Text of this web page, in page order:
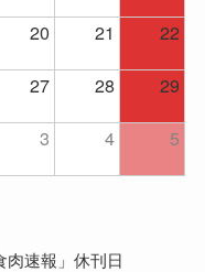
20 21
22
27 28
29
3 4 5
速報」休刊日